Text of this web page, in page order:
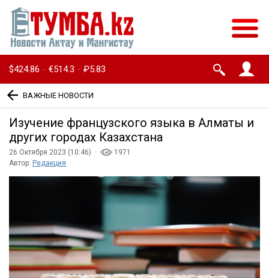
$424.86 · €514.3 · ₽5.83
ВАЖНЫЕ НОВОСТИ
Изучение французского языка в Алматы и
других городах Казахстана
26 Октября 2023 (10:46) ·
1971
Автор: Редакция